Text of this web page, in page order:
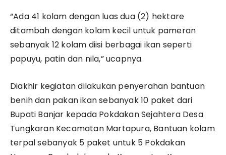
“Ada 41 kolam dengan luas dua (2) hektare
ditambah dengan kolam kecil untuk pameran
sebanyak 12 kolam diisi berbagai ikan seperti
papuyu, patin dan nila,” ucapnya.
Diakhir kegiatan dilakukan penyerahan bantuan
benih dan pakan ikan sebanyak 10 paket dari
Bupati Banjar kepada Pokdakan Sejahtera Desa
Tungkaran Kecamatan Martapura, Bantuan kolam
terpal sebanyak 5 paket untuk 5 Pokdakan